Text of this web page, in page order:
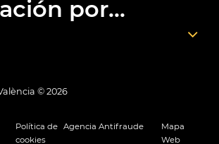
por...
© 2026
Política de
cookies
Agencia Antifraude
Mapa
Web